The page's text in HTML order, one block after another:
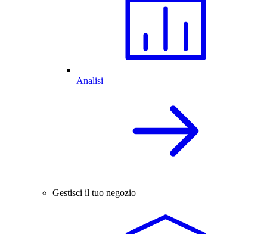
Analisi
Gestisci il tuo negozio